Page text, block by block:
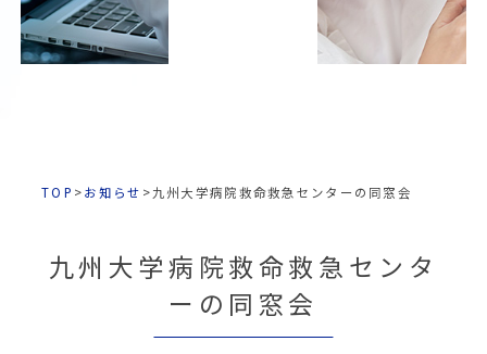
TOP >お知らせ >九州大学病院救命救急センターの同窓会
九州大学病院救命救急センタ
ーの同窓会